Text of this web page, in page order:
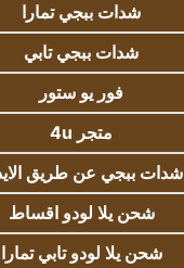
شدات ببجي تمارا
شدات ببجي تابي
فور يو ستور
متجر 4u
شدات ببجي عن طريق
شحن يلا لودو اقساط
شحن يلا لودو تابي تمارا